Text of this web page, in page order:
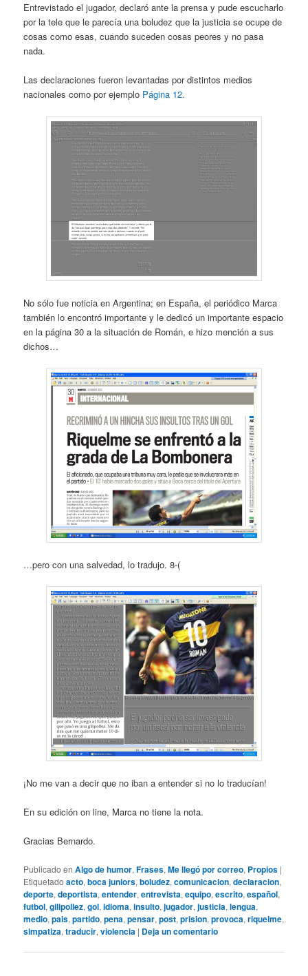
Entrevistado el jugador, declaró ante la prensa y pude escucharlo
por la tele que le parecía una boludez que la justicia se ocupe de
cosas como esas, cuando suceden cosas peores y no pasa
nada.
Las declaraciones fueron levantadas por distintos medios
nacionales como por ejemplo Página 12.
No sólo fue noticia en Argentina; en España, el periódico Marca
también lo encontró importante y le dedicó un importante espacio
en la página 30 a la situación de Román, e hizo mención a sus
dichos…
…pero con una salvedad, lo tradujo. 8-(
¡No me van a decir que no iban a entender si no lo traducían!
En su edición on line, Marca no tiene la nota.
Gracias Bernardo.
Publicado en Algo de humor,Frases,Me llegó por correo, Propios |
Etiquetado acto,boca juniors,boludez,comunicacion,declaracion,
deporte,deportista,entender,entrevista,equipo,escrito,español,
futbol,gilipollez,gol,idioma,insulto,jugador,justicia,lengua,
medio,pais,partido,pena,pensar,post,prision,provoca,riquelme,
simpatiza,traducir,violencia | Deja un comentario